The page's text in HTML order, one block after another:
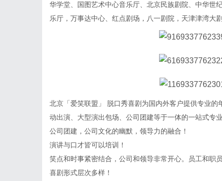
华学堂、国图艺术中心音乐厅、北京民族剧院、中华世
乐厅，万事达中心、红点剧场，八一剧院，天津津湾
北京「爱笑联盟」 脱口秀喜剧为国内外客户提供专业
动出演、大型演出包场、公司团建等于一体的一站式专
公司团建，公司文化的幽默，领导力的融合！
演讲与口才皆可以培训！
笑点和时事紧密结合，公司和领导非常开心。员工和职
喜剧形式层次多样！